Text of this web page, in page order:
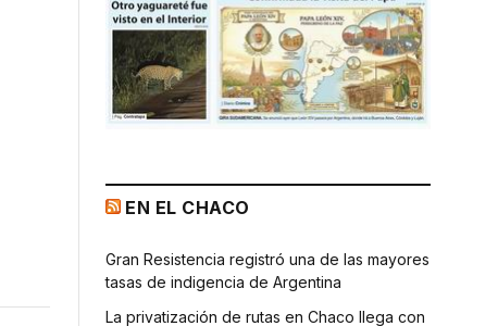
EN EL CHACO
Gran Resistencia registró una de las mayores
tasas de indigencia de Argentina
La privatización de rutas en Chaco llega con